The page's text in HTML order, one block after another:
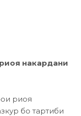
накардани
риоя
бо тартиби